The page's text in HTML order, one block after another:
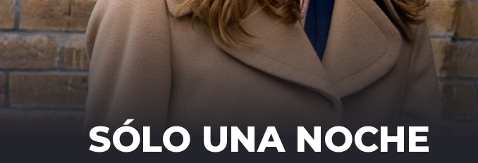
SÓLO UNA NOCHE